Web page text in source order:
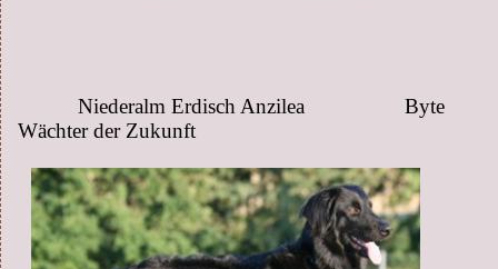
Niederalm Erdisch Anzilea Byte
Wächter der Zukunft